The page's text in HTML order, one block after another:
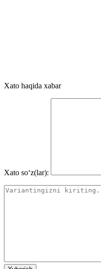
Xato haqida xabar
Xato so‘z(lar):